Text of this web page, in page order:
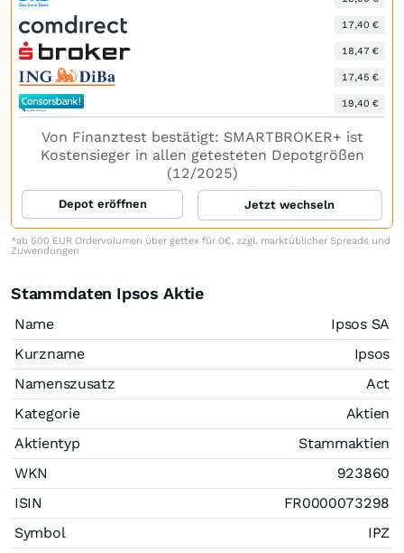
17,40 €
18,47 €
17,45 €
19,40 €
Von Finanztest bestätigt: SMARTBROKER+ ist
Kostensieger in allen getesteten Depotgrößen
(12/2025)
Depot eröffnen Jetzt wechseln
*ab 500 EUR Ordervolumen über gettex für 0€, zzgl. marktüblicher Spreads und
Zuwendungen
Stammdaten Ipsos Aktie
Name
Ipsos SA
Kurzname
Ipsos
Namenszusatz
Act
Kategorie
Aktien
Aktientyp
Stammaktien
WKN
923860
ISIN
FR0000073298
Symbol
IPZ